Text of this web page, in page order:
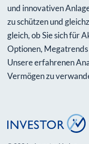
und innovativen
zu schützen und
gleich, ob Sie sich für
Optionen,
Unsere erfahrenen
Vermögen zu